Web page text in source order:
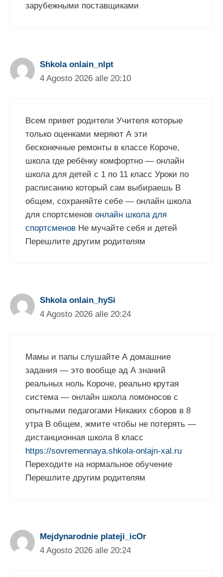
зарубежными поставщиками
Shkola onlain_nlpt
4 Agosto 2026 alle 20:10
Всем привет родители Учителя которые
только оценками меряют А эти
бесконечные ремонты в классе Короче,
школа где ребёнку комфортно — онлайн
школа для детей с 1 по 11 класс Уроки по
расписанию который сам выбираешь В
общем, сохраняйте себе — онлайн школа
для спортсменов онлайн школа для
спортсменов Не мучайте себя и детей
Перешлите другим родителям
Shkola onlain_hySi
4 Agosto 2026 alle 20:24
Мамы и папы слушайте А домашние
задания — это вообще ад А знаний
реальных ноль Короче, реально крутая
система — онлайн школа ломоносов с
опытными педагогами Никаких сборов в 8
утра В общем, жмите чтобы не потерять —
дистанционная школа 8 класс
https://sovremennaya.shkola-onlajn-xal.ru
Переходите на нормальное обучение
Перешлите другим родителям
Mejdynarodnie plateji_icOr
4 Agosto 2026 alle 20:24